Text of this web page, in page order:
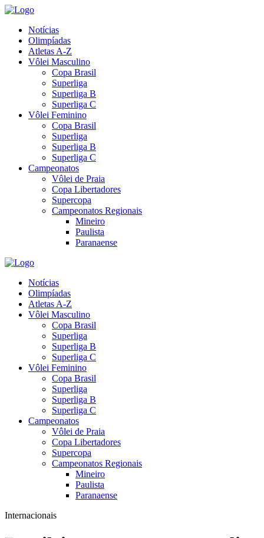
Notícias
Olimpíadas
Atletas A-Z
Vôlei Masculino
Copa Brasil
Superliga
Superliga B
Superliga C
Vôlei Feminino
Copa Brasil
Superliga
Superliga B
Superliga C
Campeonatos
Vôlei de Praia
Copa Libertadores
Supercopa
Campeonatos Regionais
Mineiro
Paulista
Paranaense
Notícias
Olimpíadas
Atletas A-Z
Vôlei Masculino
Copa Brasil
Superliga
Superliga B
Superliga C
Vôlei Feminino
Copa Brasil
Superliga
Superliga B
Superliga C
Campeonatos
Vôlei de Praia
Copa Libertadores
Supercopa
Campeonatos Regionais
Mineiro
Paulista
Paranaense
Internacionais